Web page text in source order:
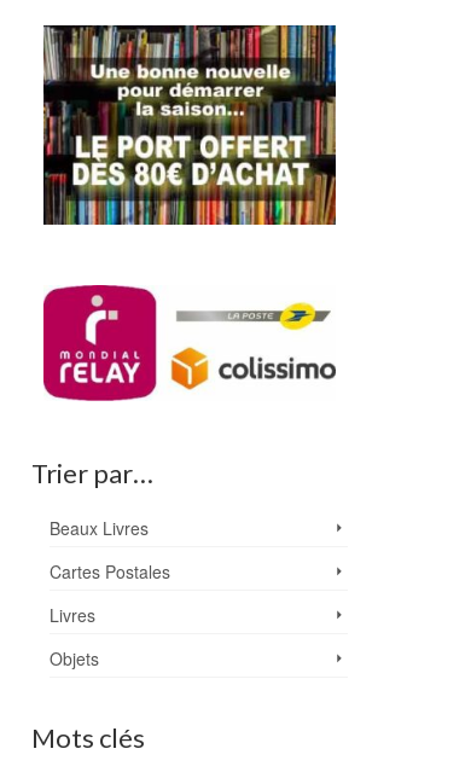
Trier par…
Beaux Livres
Cartes Postales
Livres
Objets
Mots clés